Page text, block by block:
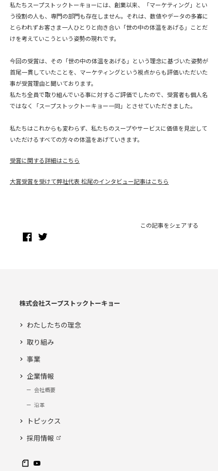
私たちスープストックトーキョーには、創業以来、「マーケティング」とい
う役割の人も、専門の部門も存在しません。それは、数値やデータの多寡に
とらわれずお客さま一人ひとりと向き合い「世の中の体温をあげる」ことだ
けを考えていこうという姿勢の現れです。
今回の受賞は、その「世の中の体温をあげる」という理念に基づいた姿勢が
首尾一貫していたことを、マーケティングという視点からも評価いただいた
事が受賞理由と聞いております。
私たち全員で取り組んでいる事に対するご評価でしたので、受賞者も個人名
ではなく「スープストックトーキョー一同」とさせていただきました。
私たちはこれからも変わらず、私たちのスープやサービスに価値を見出して
いただけるすべての方々の体温をあげていきます。
受賞に関する詳細はこちら
大賞受賞を受けて弊社代表 松尾のインタビュー記事はこちら
この記事をシェアする
株式会社スープストックトーキョー
わたしたちの理念
取り組み
事業
企業情報
会社概要
沿革
トピックス
採用情報